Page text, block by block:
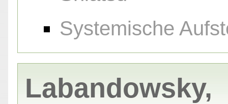
Systemische
Labandowsky,